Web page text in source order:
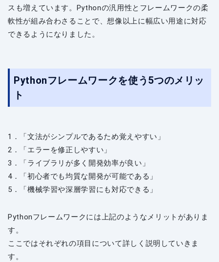
スも増えています。Pythonの汎用性とフレームワークの柔
軟性が組み合わさることで、想像以上に幅広い用途に対応
できるようになりました。
Pythonフレームワークを使う5つのメリッ
ト
1．「文法がシンプルであるため覚えやすい」
2．「エラーを修正しやすい」
3．「ライブラリが多く開発効率が良い」
4．「初心者でも均質な開発が可能である」
5．「機械学習や深層学習にも対応できる」
Pythonフレームワークには上記のようなメリットがありま
す。
ここではそれぞれの項目について詳しく説明していきま
す。